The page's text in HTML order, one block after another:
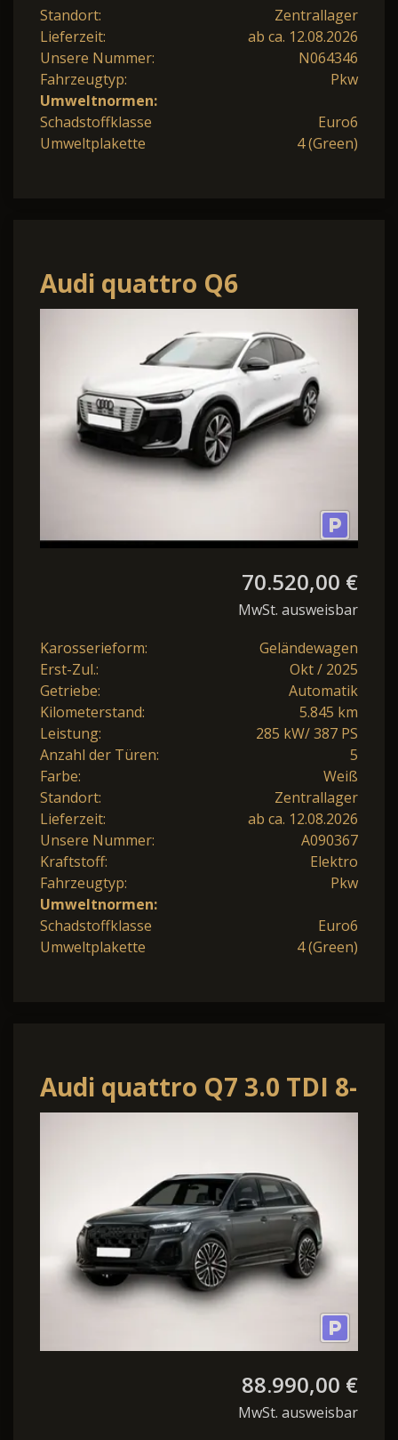
Standort:
Zentrallager
Lieferzeit:
ab ca. 12.08.2026
Unsere Nummer:
N064346
Fahrzeugtyp:
Pkw
Umweltnormen:
Schadstoffklasse
Euro6
Umweltplakette
4 (Green)
Audi quattro Q6
Sportback e-tron quattro
Luft/Matrix/HeadUp/B
70.520,00 €
MwSt. ausweisbar
Karosserieform:
Geländewagen
Erst-Zul.:
Okt / 2025
Getriebe:
Automatik
Kilometerstand:
5.845 km
Leistung:
285 kW/ 387 PS
Anzahl der Türen:
5
Farbe:
Weiß
Standort:
Zentrallager
Lieferzeit:
ab ca. 12.08.2026
Unsere Nummer:
A090367
Kraftstoff:
Elektro
Fahrzeugtyp:
Pkw
Umweltnormen:
Schadstoffklasse
Euro6
Umweltplakette
4 (Green)
Audi quattro Q7 3.0 TDI 8-
Gang-Tiptronic quattro
88.990,00 €
MwSt. ausweisbar